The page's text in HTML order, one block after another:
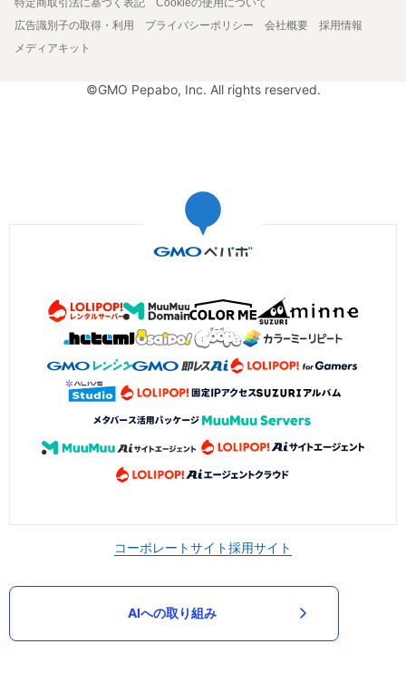
特定商取引法に基づく表記
Cookieの使用について
広告識別子の取得・利用
プライバシーポリシー 会社概要
採用情報
メディアキット
©GMO Pepabo, Inc. All rights reserved.
コーポレートサイト採用サイト
AIへの取り組み